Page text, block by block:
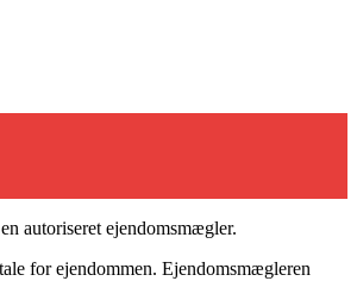
autoriseret ejendomsmægler.
for ejendommen. Ejendomsmægleren